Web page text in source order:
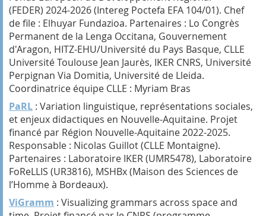
(FEDER) 2024-2026 (Intereg Poctefa EFA 104/01). Chef
de file : Elhuyar Fundazioa. Partenaires : Lo Congrès
Permanent de la Lenga Occitana, Gouvernement
d'Aragon, HITZ-EHU/Université du Pays Basque, CLLE
Université Toulouse Jean Jaurès, IKER CNRS, Université
Perpignan Via Domitia, Université de Lleida.
Coordinatrice équipe CLLE : Myriam Bras
PaRL : Variation linguistique, représentations sociales,
et enjeux didactiques en Nouvelle-Aquitaine. Projet
financé par Région Nouvelle-Aquitaine 2022-2025.
Responsable : Nicolas Guillot (CLLE Montaigne).
Partenaires : Laboratoire IKER (UMR5478), Laboratoire
FoReLLIS (UR3816), MSHBx (Maison des Sciences de
l’Homme à Bordeaux).
ViGramm : Visualizing grammars across space and